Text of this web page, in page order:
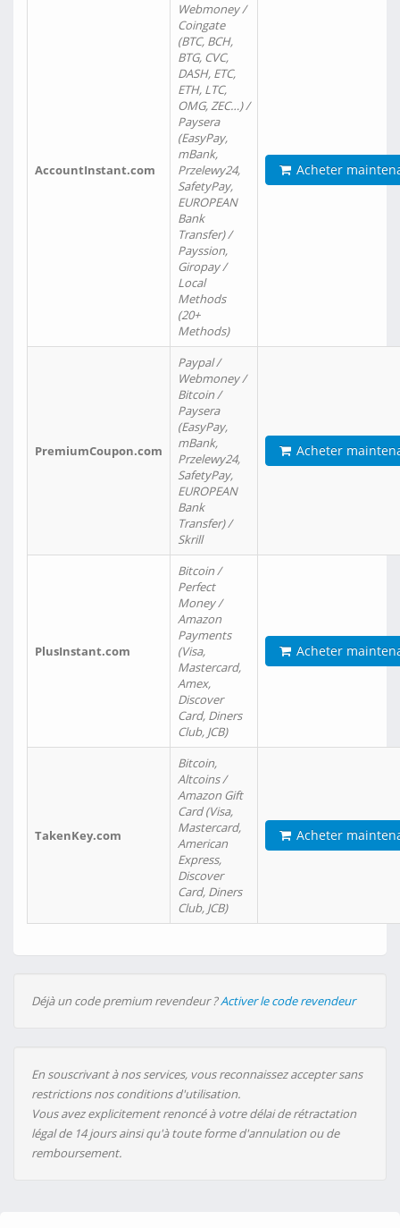
AccountInstant.com
Webmoney /
Coingate
(BTC, BCH,
BTG, CVC,
DASH, ETC,
ETH, LTC,
OMG, ZEC…) /
Paysera
(EasyPay,
mBank,
Przelewy24,
SafetyPay,
EUROPEAN
Bank
Transfer) /
Payssion,
Giropay /
Local
Methods
(20+
Methods)
Acheter
PremiumCoupon.com
Paypal /
Webmoney /
Bitcoin /
Paysera
(EasyPay,
mBank,
Przelewy24,
SafetyPay,
EUROPEAN
Bank
Transfer) /
Skrill
Acheter
PlusInstant.com
Bitcoin /
Perfect
Money /
Amazon
Payments
(Visa,
Mastercard,
Amex,
Discover
Card, Diners
Club, JCB)
Acheter
TakenKey.com
Bitcoin,
Altcoins /
Amazon Gift
Card (Visa,
Mastercard,
American
Express,
Discover
Card, Diners
Club, JCB)
Acheter
Déjà un code premium revendeur ?Activer le code revendeur
En souscrivant à nos services, vous reconnaissez accepter sans
restrictions nos conditions d'utilisation.
Vous avez explicitement renoncé à votre délai de rétractation
légal de 14 jours ainsi qu'à toute forme d'annulation ou de
remboursement.